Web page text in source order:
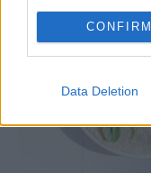
CONFIRM
Data Deletion